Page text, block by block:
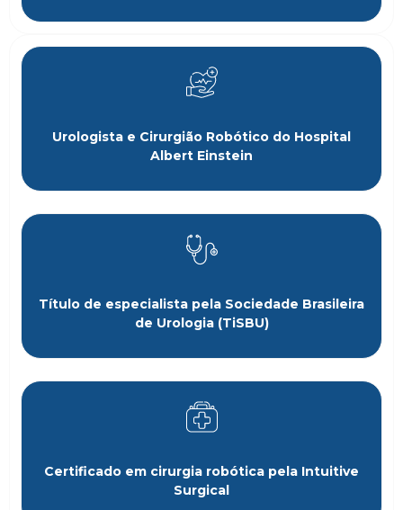
Urologista e Cirurgião Robótico do Hospital
Albert Einstein
Título de especialista pela Sociedade Brasileira
de Urologia (TiSBU)
Certificado em cirurgia robótica pela Intuitive
Surgical